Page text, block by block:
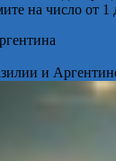
на число от 1
и